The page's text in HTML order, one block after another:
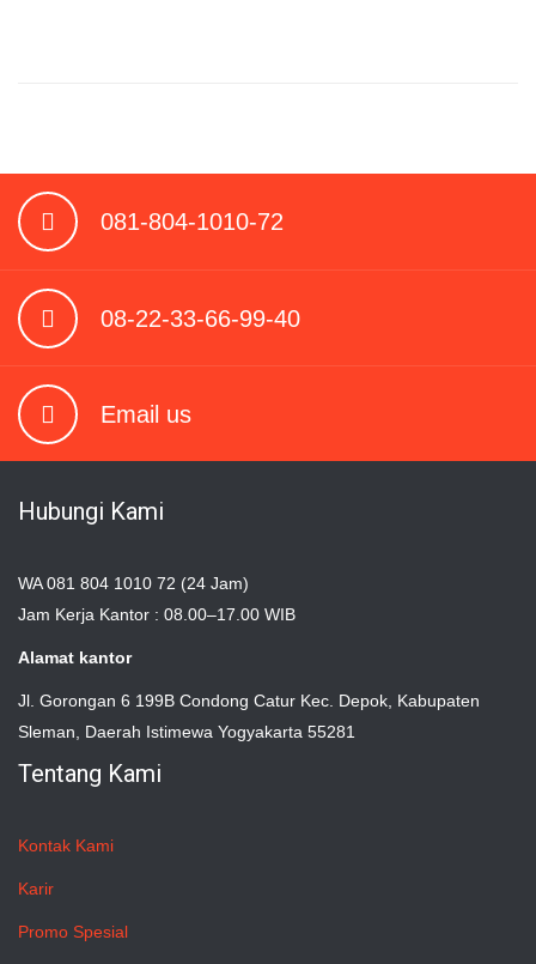
081-804-1010-72
08-22-33-66-99-40
Email us
Hubungi Kami
WA 081 804 1010 72 (24 Jam)
Jam Kerja Kantor : 08.00–17.00 WIB
Alamat kantor
Jl. Gorongan 6 199B Condong Catur Kec. Depok, Kabupaten
Sleman, Daerah Istimewa Yogyakarta 55281
Tentang Kami
Kontak Kami
Karir
Promo Spesial